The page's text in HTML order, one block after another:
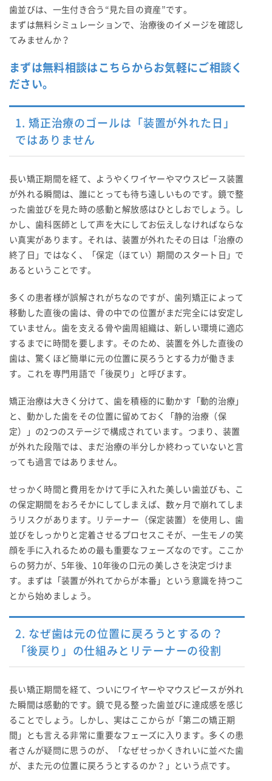
歯並びは、一生付き合う“見た目の資産”です。
まずは無料シミュレーションで、治療後のイメージを確認し
てみませんか？
まずは無料相談はこちらからお気軽にご相談く
ださい。
1. 矯正治療のゴールは「装置が外れた日」
ではありません
長い矯正期間を経て、ようやくワイヤーやマウスピース装置
が外れる瞬間は、誰にとっても待ち遠しいものです。鏡で整
った歯並びを見た時の感動と解放感はひとしおでしょう。し
かし、歯科医師として声を大にしてお伝えしなければならな
い真実があります。それは、装置が外れたその日は「治療の
終了日」ではなく、「保定（ほてい）期間のスタート日」で
あるということです。
多くの患者様が誤解されがちなのですが、歯列矯正によって
移動した直後の歯は、骨の中での位置がまだ完全には安定し
ていません。歯を支える骨や歯周組織は、新しい環境に適応
するまでに時間を要します。そのため、装置を外した直後の
歯は、驚くほど簡単に元の位置に戻ろうとする力が働きま
す。これを専門用語で「後戻り」と呼びます。
矯正治療は大きく分けて、歯を積極的に動かす「動的治療」
と、動かした歯をその位置に留めておく「静的治療（保
定）」の2つのステージで構成されています。つまり、装置
が外れた段階では、まだ治療の半分しか終わっていないと言
っても過言ではありません。
せっかく時間と費用をかけて手に入れた美しい歯並びも、こ
の保定期間をおろそかにしてしまえば、数ヶ月で崩れてしま
うリスクがあります。リテーナー（保定装置）を使用し、歯
並びをしっかりと定着させるプロセスこそが、一生モノの笑
顔を手に入れるための最も重要なフェーズなのです。ここか
らの努力が、5年後、10年後の口元の美しさを決定づけま
す。まずは「装置が外れてからが本番」という意識を持つこ
とから始めましょう。
2. なぜ歯は元の位置に戻ろうとするの？
「後戻り」の仕組みとリテーナーの役割
長い矯正期間を経て、ついにワイヤーやマウスピースが外れ
た瞬間は感動的です。鏡で見る整った歯並びに達成感を感じ
ることでしょう。しかし、実はここからが「第二の矯正期
間」とも言える非常に重要なフェーズに入ります。多くの患
者さんが疑問に思うのが、「なぜせっかくきれいに並べた歯
が、また元の位置に戻ろうとするのか？」という点です。